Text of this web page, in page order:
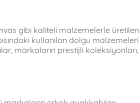
gibi kaliteli malzemelerle üretilen
kullanılan dolgu malzemeleri
markaların prestijli koleksiyonları,